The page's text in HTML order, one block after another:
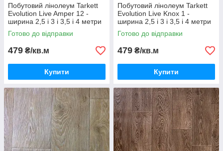
Побутовий лінолеум Tarkett
Evolution Live Amper 12 -
ширина 2,5 і 3 і 3,5 і 4 метри
Готово до відправки
479 ₴/кв.м
Купити
Побутовий лінолеум Tarkett
Evolution Live Knox 1 -
ширина 2,5 і 3 і 3,5 і 4 метри
Готово до відправки
479 ₴/кв.м
Купити